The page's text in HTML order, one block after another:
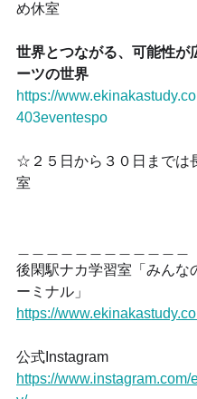
め休室
世界とつながる、可能性が
ーツの世界
https://
403eventespo
☆２５日から３０日までは
室
後閑駅ナカ学習室「みんな
ーミナル」
https://
公式Instagram
https://www.instagram.com/